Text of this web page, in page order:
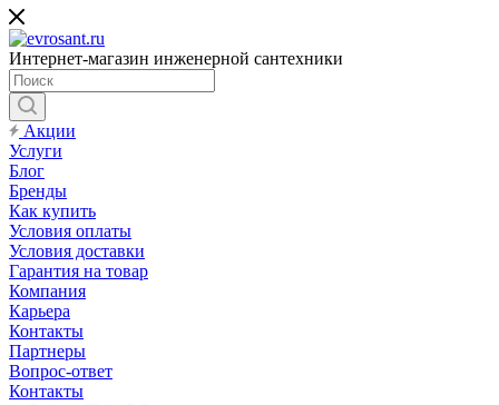
Интернет-магазин инженерной сантехники
Акции
Услуги
Блог
Бренды
Как купить
Условия оплаты
Условия доставки
Гарантия на товар
Компания
Карьера
Контакты
Партнеры
Вопрос-ответ
Контакты